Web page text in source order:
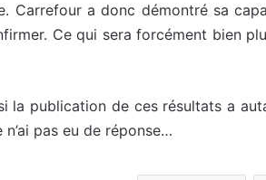
Carrefour a donc démontré sa
Ce qui sera forcément bien
la publication de ces résultats a
pas eu de réponse…